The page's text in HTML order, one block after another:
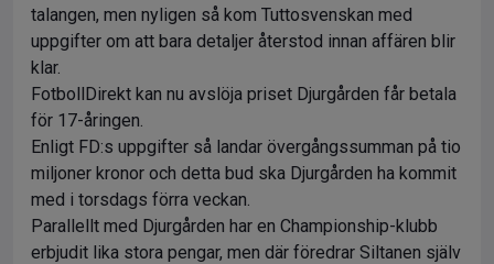
talangen, men nyligen så kom Tuttosvenskan med
uppgifter om att bara detaljer återstod innan affären blir
klar.
FotbollDirekt kan nu avslöja priset Djurgården får betala
för 17-åringen.
Enligt FD:s uppgifter så landar övergångssumman på tio
miljoner kronor och detta bud ska Djurgården ha kommit
med i torsdags förra veckan.
Parallellt med Djurgården har en Championship-klubb
erbjudit lika stora pengar, men där föredrar Siltanen själv